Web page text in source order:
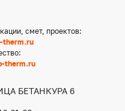
смет, проектов:
therm.ru
therm.ru
БЕТАНКУРА 6